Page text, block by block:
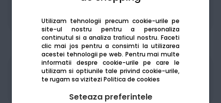
Utilizam tehnologii precum cookie-urile pe
site-ul nostru pentru a personaliza
continutul si a analiza traficul nostru. Faceti
clic mai jos pentru a consimti la utilizarea
acestei tehnologii pe web. Pentru mai multe
informatii despre cookie-urile pe care le
utilizam si optiunile tale privind cookie-urile,
te rugam sa viziteziPolitica de cookies
Seteaza preferintele
De la: 249.99Lei / lună Vezi detalii
Produsele sunt disponibile pe platforma de
achizitii publiceSEAP/SICAP